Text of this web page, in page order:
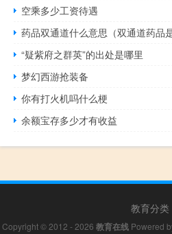
空乘多少工资待遇
药品双通道什么意思（双通道药品
“疑紫府之群英”的出处是哪里
梦幻西游抢装备
你有打火机吗什么梗
余额宝存多少才有收益
教育分类
Copyright © 2012 - 2026 教育在线 Powered